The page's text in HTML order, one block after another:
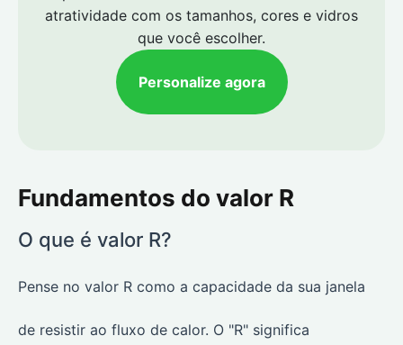
atratividade com os tamanhos, cores e vidros
que você escolher.
Personalize agora
Fundamentos do valor R
O que é valor R?
Pense no valor R como a capacidade da sua janela
de resistir ao fluxo de calor. O "R" significa